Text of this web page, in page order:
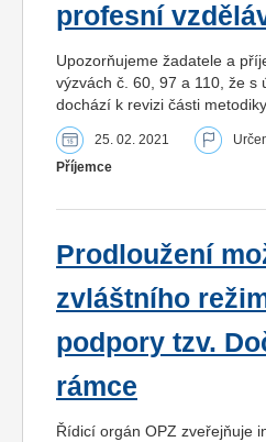
profesní
Upozorňujeme žadatele a
výzvách č. 60, 97 a 110, že s
dochází k revizi části metodiky
25. 02. 2021
Příjemce
Prodloužení
zvláštního
podpory tzv.
rámce
Řídicí orgán OPZ zveřejňuje